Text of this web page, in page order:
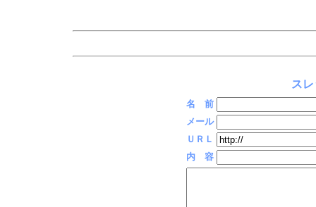
ス
名 前
メール
ＵＲＬ
内 容